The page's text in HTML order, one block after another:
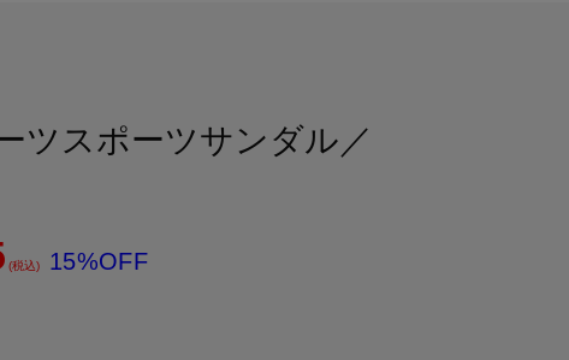
ツスポーツサンダル／
(税込) 15%OFF